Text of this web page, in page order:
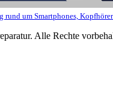
rund um Smartphones,
Alle Rechte